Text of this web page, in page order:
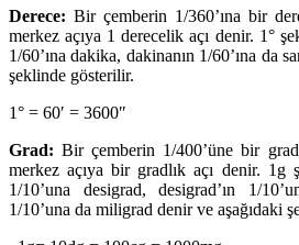
Derece: Bir çemberin 1/360’ına bir
merkez açıya 1 derecelik açı denir. 1°
1/60’ına dakika, dakinanın 1/60’ına da
şeklinde gösterilir.
1° = 60′ = 3600″
Grad:Bir çemberin 1/400’üne bir
merkez açıya bir gradlık açı denir. 1g
1/10’una desigrad, desigrad’ın 1/
1/10’una da miligrad denir ve aşağıdaki